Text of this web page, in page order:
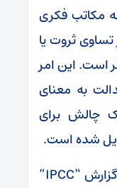
مکاتب فکری
ثروت یا
است. این امر
به معنای
چالش برای
شده است.
در حوزه محیط زیست، بر اساس گزارش “IPCC”